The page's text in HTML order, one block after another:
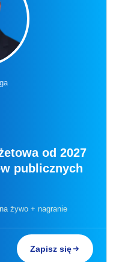
od 2027
publicznych
żywo + nagranie
Zapisz się